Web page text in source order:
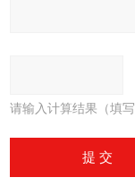
请输入计算结果（填